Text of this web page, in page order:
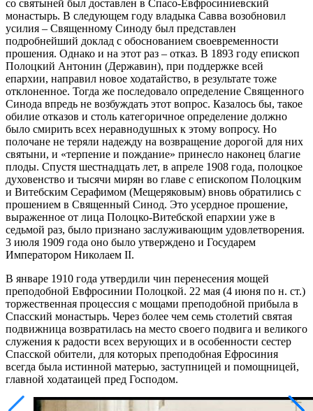
со святыней был доставлен в Спасо-Евфросиниевский
монастырь. В следующем году владыка Савва возобновил
усилия – Священному Синоду был представлен
подробнейший доклад с обоснованием своевременности
прошения. Однако и на этот раз – отказ. В 1893 году епископ
Полоцкий Антонин (Державин), при поддержке всей
епархии, направил новое ходатайство, в результате тоже
отклоненное. Тогда же последовало определение Священного
Синода впредь не возбуждать этот вопрос. Казалось бы, такое
обилие отказов и столь категоричное определение должно
было смирить всех неравнодушных к этому вопросу. Но
полочане не теряли надежду на возвращение дорогой для них
святыни, и «терпение и пождание» принесло наконец благие
плоды. Спустя шестнадцать лет, в апреле 1908 года, полоцкое
духовенство и тысячи мирян во главе с епископом Полоцким
и Витебским Серафимом (Мещеряковым) вновь обратились с
прошением в Священный Синод. Это усердное прошение,
выраженное от лица Полоцко-Витебской епархии уже в
седьмой раз, было признано заслуживающим удовлетворения.
3 июля 1909 года оно было утверждено и Государем
Императором Николаем II.
В январе 1910 года утвердили чин перенесения мощей
преподобной Евфросинии Полоцкой. 22 мая (4 июня по н. ст.)
торжественная процессия с мощами преподобной прибыла в
Спасский монастырь. Через более чем семь столетий святая
подвижница возвратилась на место своего подвига и великого
служения к радости всех верующих и в особенности сестер
Спасской обители, для которых преподобная Ефросиния
всегда была истинной матерью, заступницей и помощницей,
главной ходатаицей пред Господом.